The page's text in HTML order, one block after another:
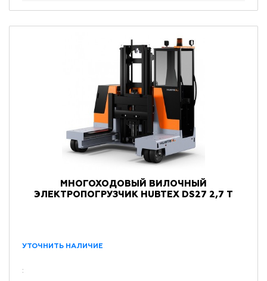
МНОГОХОДОВЫЙ ВИЛОЧНЫЙ
ЭЛЕКТРОПОГРУЗЧИК HUBTEX DS27 2,7 Т
УТОЧНИТЬ НАЛИЧИЕ
: